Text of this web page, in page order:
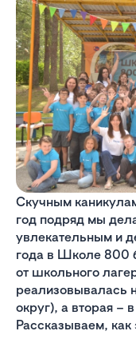
Скучным
год подряд мы
увлекательным и
года в Школе 800
от школьного
реализовывалась
округ), а вторая –
Рассказываем, как